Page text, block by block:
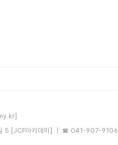
5 [JCF아카데미] ｜ ☎ 041-907-9106